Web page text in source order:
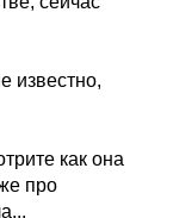
известно,
как она
про